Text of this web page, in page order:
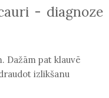
- diagnoze
Dažām pat klauvē
izlikšanu